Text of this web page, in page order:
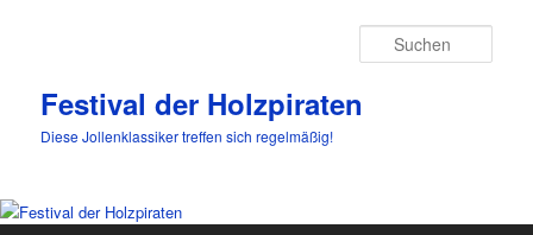
Festival der Holzpiraten
Diese Jollenklassiker treffen sich regelmäßig!